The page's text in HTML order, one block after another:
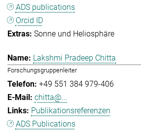
ADS publications
Orcid ID
Sonne und Heliosphäre
Lakshmi Pradeep Chitta
Forschungsgruppenleiter
+49 551 384 979-406
chitta@...
Publikationsreferenzen
ADS Publications